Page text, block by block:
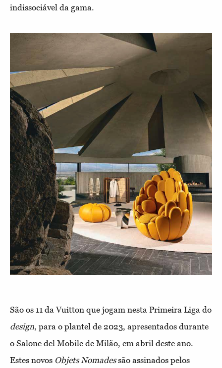
indissociável da gama.
São os 11 da Vuitton que jogam nesta Primeira Liga do
design, para o plantel de 2023, apresentados durante
o Salone del Mobile de Milão, em abril deste ano.
Estes novos Objets Nomadessão assinados pelos